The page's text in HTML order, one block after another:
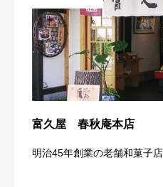
富久屋 春秋庵本店
明治45年創業の老舗和菓子店